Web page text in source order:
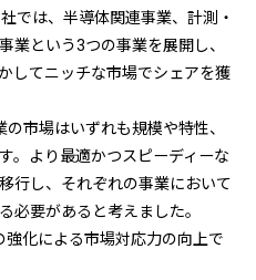
では、半導体関連事業、計測・
業という3つの事業を展開し、
してニッチな市場でシェアを獲
市場はいずれも規模や特性、
。より最適かつスピーディーな
行し、それぞれの事業において
必要があると考えました。
化による市場対応力の向上で